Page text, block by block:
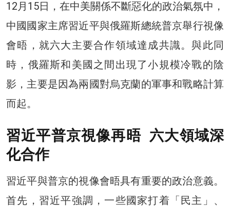
12月15日，在中美關係不斷惡化的政治氣氛中，
中國國家主席習近平與俄羅斯總統普京舉行視像
會晤，就六大主要合作領域達成共識。與此同
時，俄羅斯和美國之間出現了小規模冷戰的陰
影，主要是因為兩國對烏克蘭的軍事和戰略計算
而起。
習近平普京視像再晤 六大領域深
化合作
習近平與普京的視像會晤具有重要的政治意義。
首先，習近平強調，一些國家打着「民主」、